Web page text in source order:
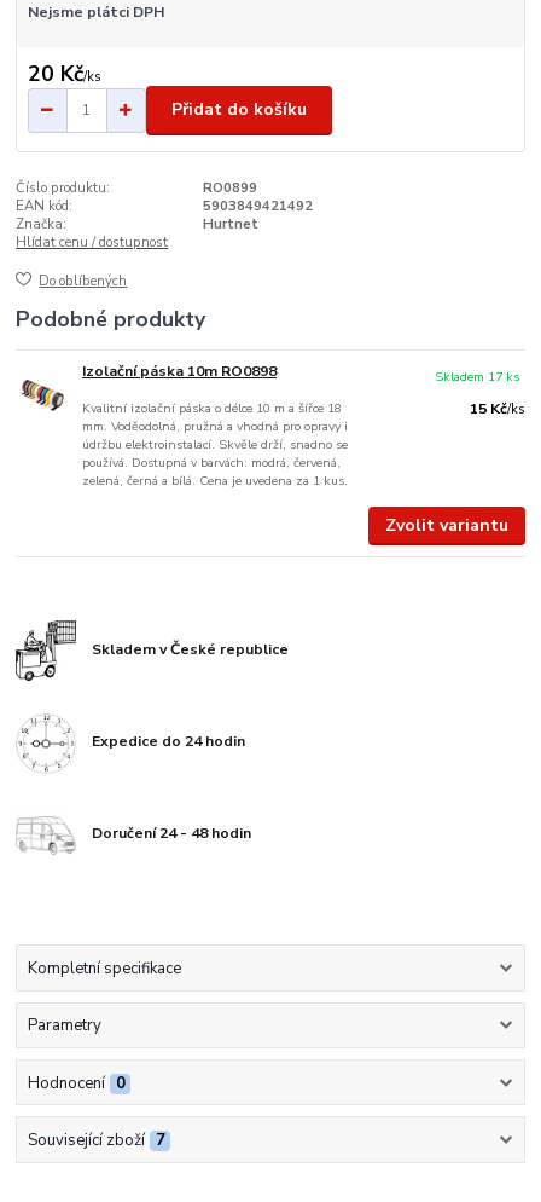
Nejsme plátci DPH
20 Kč/ks
Přidat do košíku
Číslo produktu:
RO0899
EAN kód:
5903849421492
Značka:
Hurtnet
Hlídat cenu / dostupnost
Do oblíbených
Podobné produkty
Izolační páska 10m RO0898
Kvalitní izolační páska o délce 10 m a šířce 18
mm. Voděodolná, pružná a vhodná pro opravy i
údržbu elektroinstalací. Skvěle drží, snadno se
používá. Dostupná v barvách: modrá, červená,
zelená, černá a bílá. Cena je uvedena za 1 kus.
15 Kč/ks
Skladem 17 ks
Zvolit variantu
Skladem v České republice
Expedice do 24 hodin
Doručení 24 - 48 hodin
Kompletní specifikace
Parametry
Hodnocení 0
Související zboží 7